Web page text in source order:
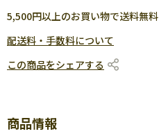
5,500円以上のお買い物で送料無料
配送料・手数料について
この商品をシェアする
商品情報